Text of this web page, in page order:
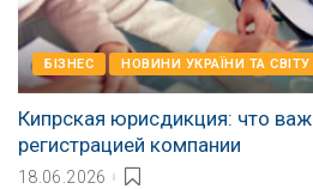
БІЗНЕС НОВИНИ УКРАЇНИ ТА СВІТУ
Кипрская юрисдикция: что
регистрацией компании
18.06.2026